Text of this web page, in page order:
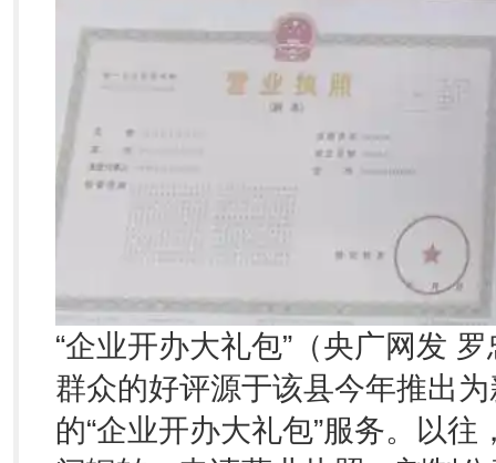
“企业开办大礼包”（央广网发
群众的好评源于该县今年推出
的“企业开办大礼包”服务。以